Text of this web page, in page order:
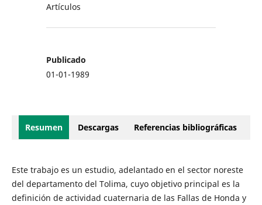
Artículos
Publicado
01-01-1989
Resumen Descargas Referencias bibliográficas
Este trabajo es un estudio, adelantado en el sector noreste
del departamento del Tolima, cuyo objetivo principal es la
definición de actividad cuaternaria de las Fallas de Honda y